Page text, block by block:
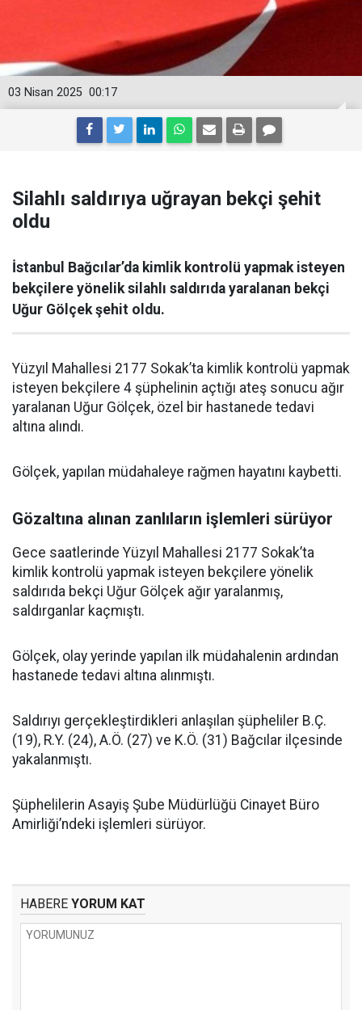
00:17
03 Nisan 2025
Silahlı saldırıya uğrayan bekçi şehit
oldu
İstanbul Bağcılar’da kimlik kontrolü yapmak isteyen
bekçilere yönelik silahlı saldırıda yaralanan bekçi
Uğur Gölçek şehit oldu.
Yüzyıl Mahallesi 2177 Sokak’ta kimlik kontrolü yapmak
isteyen bekçilere 4 şüphelinin açtığı ateş sonucu ağır
yaralanan Uğur Gölçek, özel bir hastanede tedavi
altına alındı.
Gölçek, yapılan müdahaleye rağmen hayatını kaybetti.
Gözaltına alınan zanlıların işlemleri sürüyor
Gece saatlerinde Yüzyıl Mahallesi 2177 Sokak’ta
kimlik kontrolü yapmak isteyen bekçilere yönelik
saldırıda bekçi Uğur Gölçek ağır yaralanmış,
saldırganlar kaçmıştı.
Gölçek, olay yerinde yapılan ilk müdahalenin ardından
hastanede tedavi altına alınmıştı.
Saldırıyı gerçekleştirdikleri anlaşılan şüpheliler B.Ç.
(19), R.Y. (24), A.Ö. (27) ve K.Ö. (31) Bağcılar ilçesinde
yakalanmıştı.
Şüphelilerin Asayiş Şube Müdürlüğü Cinayet Büro
Amirliği’ndeki işlemleri sürüyor.
HABERE YORUM KAT